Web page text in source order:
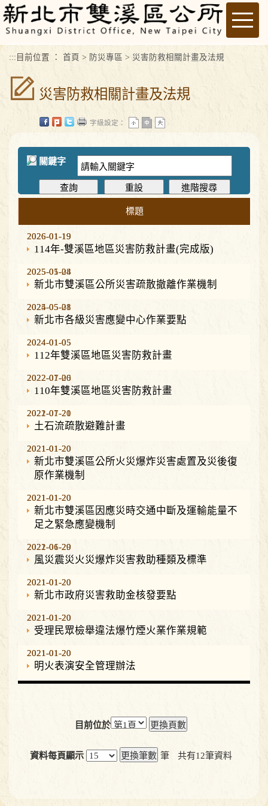
進入內容區塊
Toggle
::: 目前位置 ： 首頁 > 防災專區 > 災害防救相關計畫及法規
災害防救相關計畫及法規
字級設定：
關鍵字
標題
114年-雙溪區地區災害防救計畫(完成版)
2026-01-19
2026-01-19
新北市雙溪區公所災害疏散撤離作業機制
2025-01-24
2025-05-08
新北市各級災害應變中心作業要點
2024-05-21
2025-05-08
112年雙溪區地區災害防救計畫
2024-01-05
2024-01-05
110年雙溪區地區災害防救計畫
2022-01-06
2022-07-20
土石流疏散避難計畫
2021-01-20
2022-07-21
新北市雙溪區公所火災爆炸災害處置及災後復
原作業機制
2021-01-20
2021-01-20
新北市雙溪區因應災時交通中斷及運輸能量不
足之緊急應變機制
2021-01-20
2021-01-20
風災震災火災爆炸災害救助種類及標準
2021-01-20
2022-06-29
新北市政府災害救助金核發要點
2021-01-20
2021-01-20
受理民眾檢舉違法爆竹煙火業作業規範
2021-01-20
2021-01-20
明火表演安全管理辦法
2021-01-20
2021-01-20
目前位於
資料每頁顯示 筆 共有12筆資料